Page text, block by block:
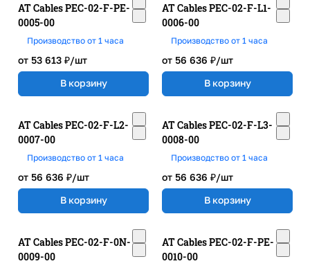
AT Cables PEC-02-F-PE-
0005-00
Производство от 1 часа
от 53 613 ₽/шт
В корзину
AT Cables PEC-02-F-L1-
0006-00
Производство от 1 часа
от 56 636 ₽/шт
В корзину
AT Cables PEC-02-F-L2-
0007-00
Производство от 1 часа
от 56 636 ₽/шт
В корзину
AT Cables PEC-02-F-L3-
0008-00
Производство от 1 часа
от 56 636 ₽/шт
В корзину
AT Cables PEC-02-F-0N-
0009-00
AT Cables PEC-02-F-PE-
0010-00